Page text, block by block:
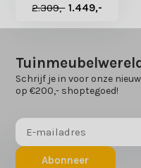
2.309,- 1.449,-
Schrijf je in voor onze
op €200,- shoptegoed!
Abonneer